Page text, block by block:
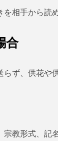
相手から読
合
ず、供花や
教形式、記